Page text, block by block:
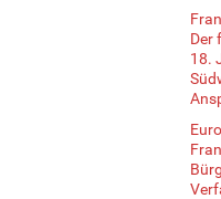
Der
18.